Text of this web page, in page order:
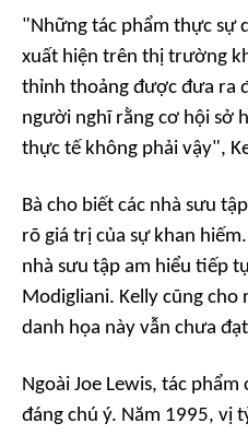
"Những tác phẩm thực sự
xuất hiện trên thị trường
thỉnh thoảng được đưa ra
người nghĩ rằng cơ hội sở
thực tế không phải vậy",
Bà cho biết các nhà sưu
rõ giá trị của sự khan
nhà sưu tập am hiểu tiếp
Modigliani. Kelly cũng
danh họa này vẫn chưa
Ngoài Joe Lewis, tác
đáng chú ý. Năm 1995, vị